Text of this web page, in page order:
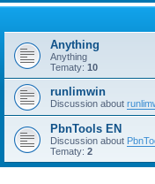
Anything
Anything
Tematy: 10
runlimwin
Discussion about
PbnTools EN
Discussion about
Tematy: 2